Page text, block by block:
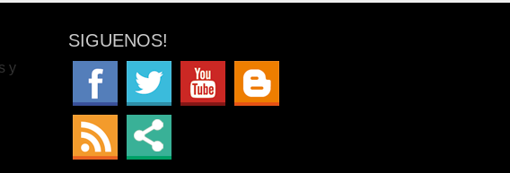
y
SIGUENOS!